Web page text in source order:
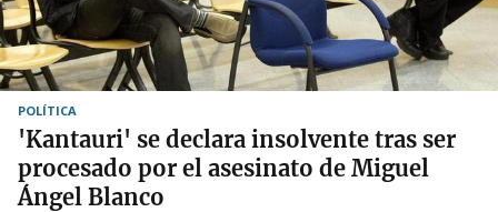
POLÍTICA
'Kantauri' se declara insolvente tras ser
procesado por el asesinato de Miguel
Ángel Blanco